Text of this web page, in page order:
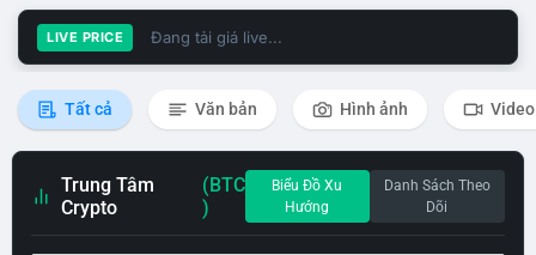
LIVE PRICE Đang tải giá live...
Tất cả Văn bản Hình ảnh Video
Trung Tâm
Crypto
(BTC
)
Biểu Đồ Xu
Hướng
Danh Sách Theo
Dõi